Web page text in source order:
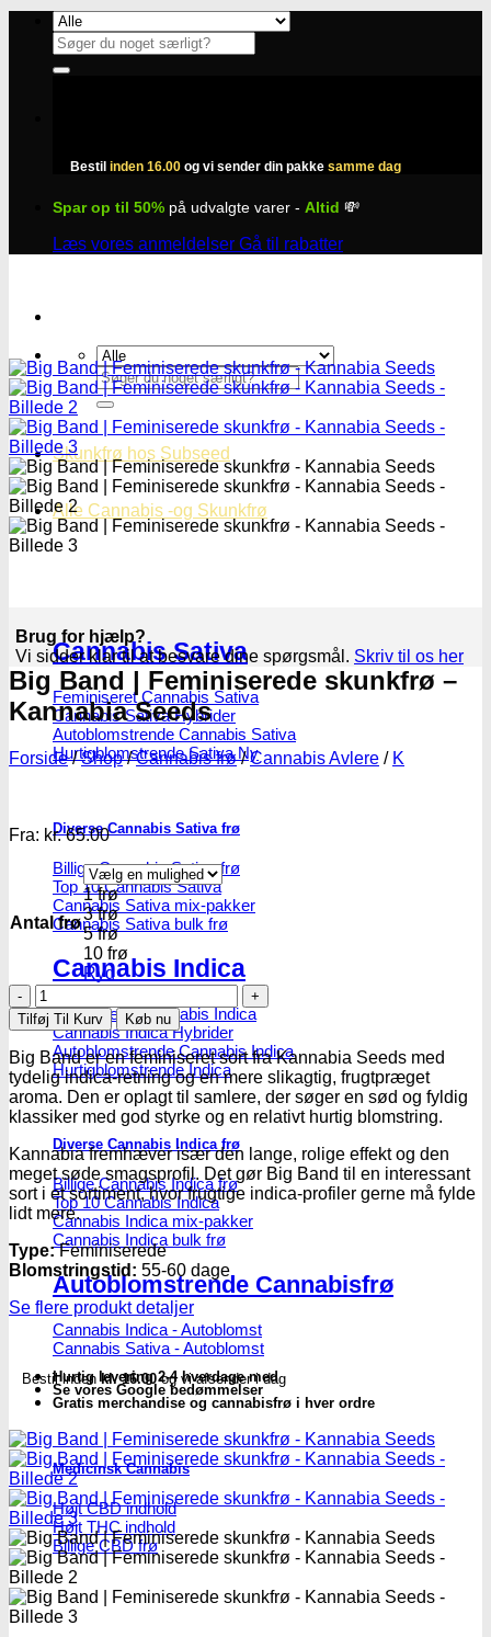
Fortsæt
indhold
Søg
efter:
Bestil inden 16.00 og vi sender din pakke samme dag
Spar op til 50% på udvalgte varer - Altid 💸
Læs vores anmeldelser Gå til rabatter
Søg
efter:
Skunkfrø hos Subseed
Alle Cannabis -og Skunkfrø
Cannabis Sativa
Feminiseret Cannabis Sativa
Cannabis Sativa Hybrider
Autoblomstrende Cannabis Sativa
Hurtigblomstrende Sativa
Diverse Cannabis Sativa frø
Billige Cannabis Sativa frø
Top 10 Cannabis Sativa
Cannabis Sativa mix-pakker
Cannabis Sativa bulk frø
Cannabis Indica
Feminiseret Cannabis Indica
Cannabis Indica Hybrider
Autoblomstrende Cannabis Indica
Hurtigblomstrende Indica
Diverse Cannabis Indica frø
Billige Cannabis Indica frø
Top 10 Cannabis Indica
Cannabis Indica mix-pakker
Cannabis Indica bulk frø
Autoblomstrende Cannabisfrø
Cannabis Indica - Autoblomst
Cannabis Sativa - Autoblomst
Medicinsk Cannabis
Højt CBD indhold
Højt THC indhold
Billige CBD frø
Brug for hjælp?
Vi sidder klar til at besvare dine spørgsmål. Skriv til os her
Big Band | Feminiserede skunkfrø –
Kannabia Seeds
Forside / Shop / Cannabis frø / Cannabis Avlere / K
Fra: kr.65.00
Antal frø
1 frø
3 frø
5 frø
10 frø
Ryd
Big
Band
|
Feminiserede
skunkfrø
-
Kannabia
antal
Tilføj Til Kurv Køb nu
Big Band er en feminiseret sort fra Kannabia Seeds med
tydelig indica-retning og en mere slikagtig, frugtpræget
aroma. Den er oplagt til samlere, der søger en sød og fyldig
klassiker med god styrke og en relativt hurtig blomstring.
Kannabia fremhæver især den lange, rolige effekt og den
meget søde smagsprofil. Det gør Big Band til en interessant
sort i et sortiment, hvor frugtige indica-profiler gerne må fylde
lidt mere.
Type:Feminiserede
Blomstringstid: 55-60 dage
Se flere produkt detaljer
Bestil indenkl. 16.00og vi afsender i dag
Hurtig levering 2-4 hverdage med
Se vores Google bedømmelser
Gratis merchandise og cannabisfrø i hver ordre